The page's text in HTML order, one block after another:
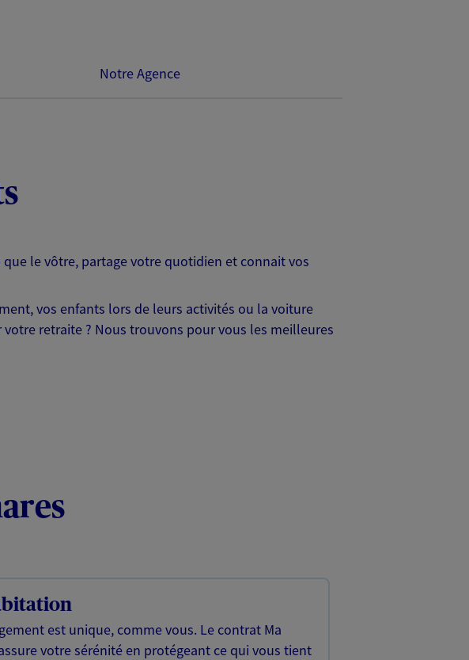
Notre Agence
le vôtre, partage votre quotidien et connait vos
vos enfants lors de leurs activités ou la voiture
retraite ? Nous trouvons pour vous les meilleures
est unique, comme vous. Le contrat Ma
votre sérénité en protégeant ce qui vous tient